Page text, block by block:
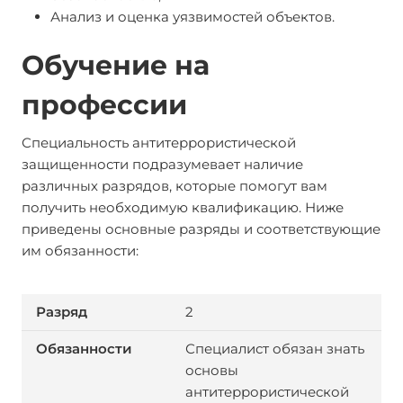
Анализ и оценка уязвимостей объектов.
Обучение на
профессии
Специальность антитеррористической
защищенности подразумевает наличие
различных разрядов, которые помогут вам
получить необходимую квалификацию. Ниже
приведены основные разряды и соответствующие
им обязанности:
2
Специалист обязан знать
основы
антитеррористической